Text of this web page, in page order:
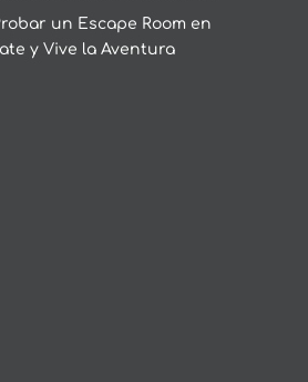
un Escape Room en
y Vive la Aventura